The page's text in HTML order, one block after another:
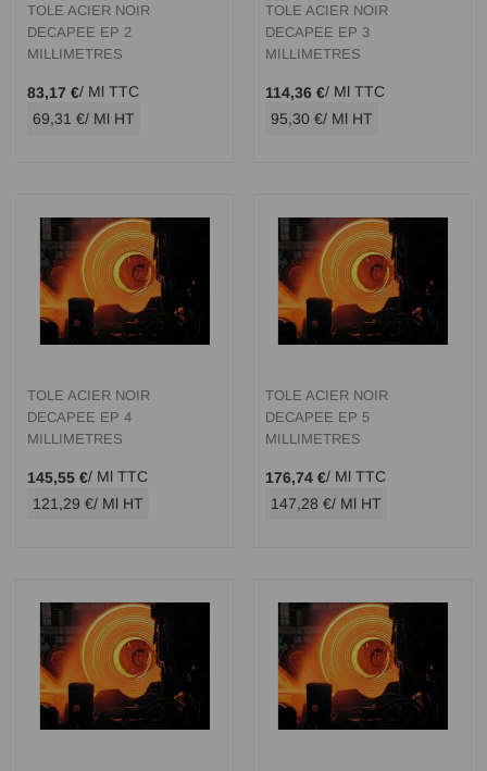
TOLE ACIER NOIR
DECAPEE EP 2
MILLIMETRES
83,17 €/ Ml TTC
69,31 €/ Ml HT
TOLE ACIER NOIR
DECAPEE EP 3
MILLIMETRES
114,36 €/ Ml TTC
95,30 €/ Ml HT
TOLE ACIER NOIR
DECAPEE EP 4
MILLIMETRES
145,55 €/ Ml TTC
121,29 €/ Ml HT
TOLE ACIER NOIR
DECAPEE EP 5
MILLIMETRES
176,74 €/ Ml TTC
147,28 €/ Ml HT